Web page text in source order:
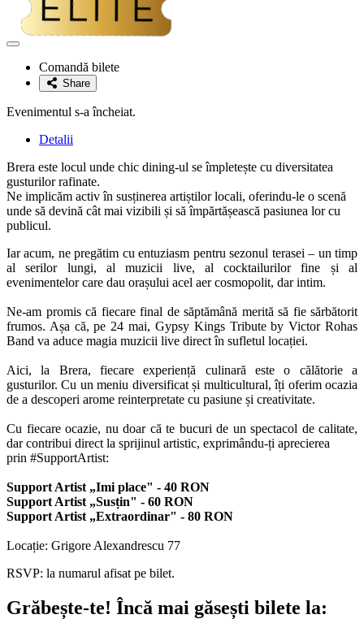
Adaugă
favoriteComandă bilete
Share
Evenimentul s-a încheiat.
Detalii
Brera este locul unde chic dining-ul se împletește cu diversitatea
gusturilor rafinate.
Ne implicăm activ în susținerea artiștilor locali, oferindu-le o scenă
unde să devină cât mai vizibili și să împărtășească pasiunea lor cu
publicul.
Iar acum, ne pregătim cu entuziasm pentru sezonul terasei – un timp
al serilor lungi, al muzicii live, al cocktailurilor fine și al
evenimentelor care dau orașului acel aer cosmopolit, dar intim.
Ne-am promis că fiecare final de săptămână merită să fie sărbătorit
frumos. Așa că, pe 24 mai, Gypsy Kings Tribute by Victor Rohas
Band va aduce magia muzicii live direct în sufletul locației.
Aici, la Brera, fiecare experiență culinară este o călătorie a
gusturilor. Cu un meniu diversificat și multicultural, îți oferim ocazia
de a descoperi arome reinterpretate cu pasiune și creativitate.
Cu fiecare ocazie, nu doar că te bucuri de un spectacol de calitate,
dar contribui direct la sprijinul artistic, exprimându-ți aprecierea
prin #SupportArtist:
Support Artist „Imi place" - 40 RON
Support Artist „Susțin" - 60 RON
Support Artist „Extraordinar" - 80 RON
Locație: Grigore Alexandrescu 77
RSVP: la numarul afisat pe bilet.
Grăbește-te! Încă mai găsești bilete la: